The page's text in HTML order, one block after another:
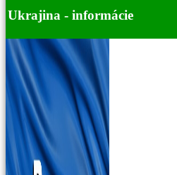
Ukrajina - informácie